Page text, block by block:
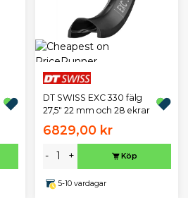
DT SWISS EXC 330 fälg
27,5" 22 mm och 28 ekrar
6829,00 kr
- + Köp
5-10 vardagar